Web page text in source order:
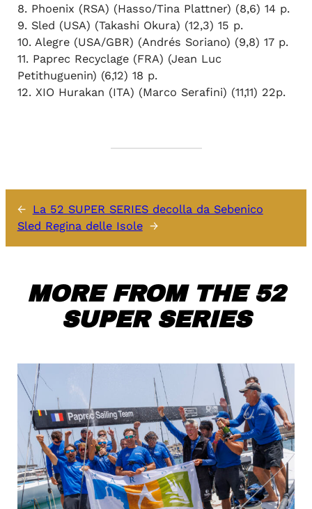
8. Phoenix (RSA) (Hasso/Tina Plattner) (8,6) 14 p.
9. Sled (USA) (Takashi Okura) (12,3) 15 p.
10. Alegre (USA/GBR) (Andrés Soriano) (9,8) 17 p.
11. Paprec Recyclage (FRA) (Jean Luc
Petithuguenin) (6,12) 18 p.
12. XIO Hurakan (ITA) (Marco Serafini) (11,11) 22p.
← La 52 SUPER SERIES decolla da Sebenico
Sled Regina delle Isole →
MORE FROM THE 52
SUPER SERIES